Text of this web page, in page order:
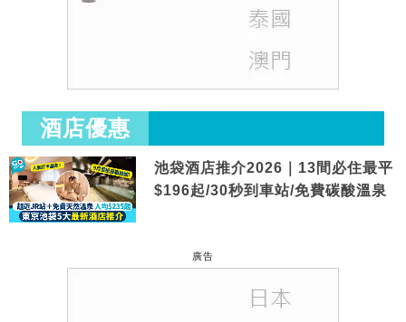
酒店優惠
池袋酒店推介2026｜13間必住最平
$196起/30秒到車站/免費碳酸溫泉
廣告